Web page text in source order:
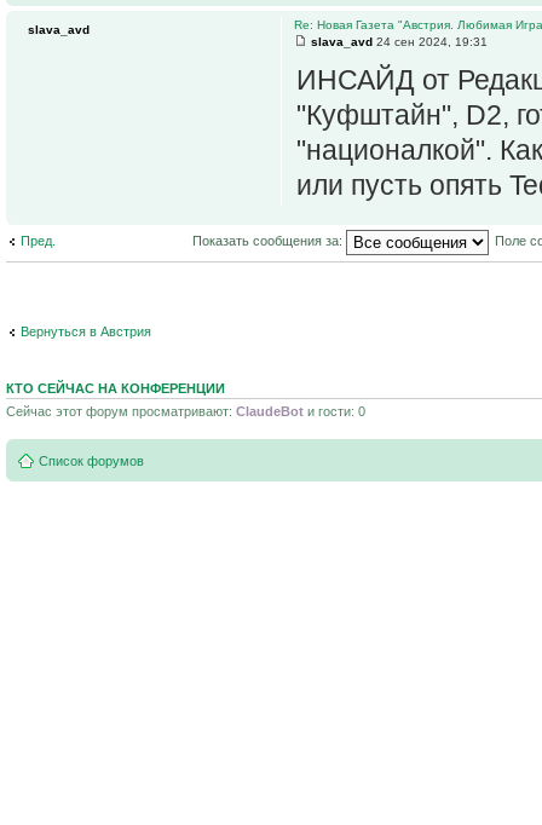
Re: Новая Газета "Австрия. Любимая
slava_avd 24 сен 2024, 19:31
ИНСАЙД от
"Куфштайн", D2,
"националкой".
или пусть опять
slava_avd
Пред. Показать сообщения за: Поле
Вернуться в Австрия
КТО СЕЙЧАС НА КОНФЕРЕНЦИИ
Сейчас этот форум просматривают: ClaudeBot и гости: 0
Список форумов